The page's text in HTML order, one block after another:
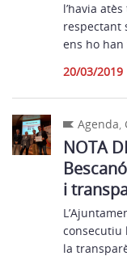
l’havia
respectant
ens ho
20/03/2019
Agenda,
NOTA
i
consecutiu
la